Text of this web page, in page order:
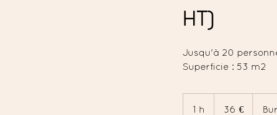
HT)
Jusqu'à 20
Superficie : 53 m2
1 h 36 €